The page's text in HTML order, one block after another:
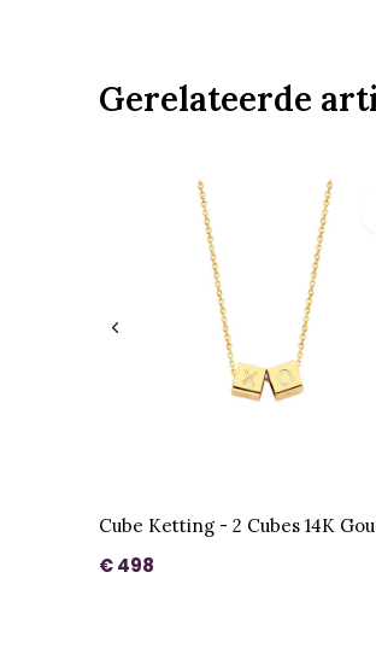
Gerelateerde
Cube Ketting - 2 Cubes 14K
€ 498